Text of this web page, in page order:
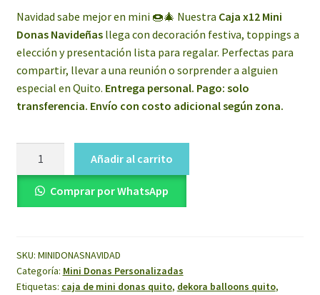
Navidad sabe mejor en mini 🍩🎄 Nuestra Caja x12 Mini
Donas Navideñasllega con decoración festiva, toppings a
elección y presentación lista para regalar. Perfectas para
compartir, llevar a una reunión o sorprender a alguien
especial en Quito. Entrega personal. Pago: solo
transferencia. Envío con costo adicional según zona.
Navideñas
Caja
unidades
cantidad
Añadir al carrito
Comprar por WhatsApp
SKU: MINIDONASNAVIDAD
Categoría: Mini Donas Personalizadas
Etiquetas: caja de mini donas quito, dekora balloons quito,